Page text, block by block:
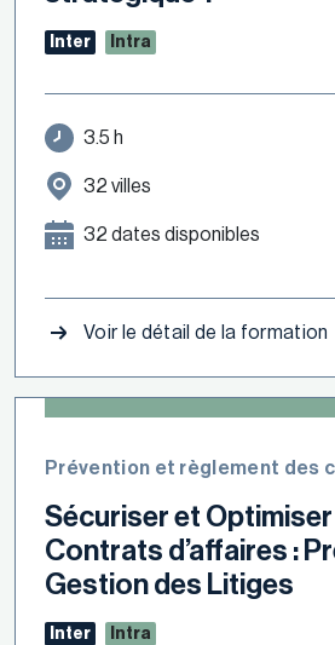
Inter Intra
3.5 h
32 villes
32 dates disponibles
Voir le détail de la formation
Prévention et règlement des
Sécuriser et Optimiser
Contrats d’affaires :
Gestion des Litiges
Inter Intra